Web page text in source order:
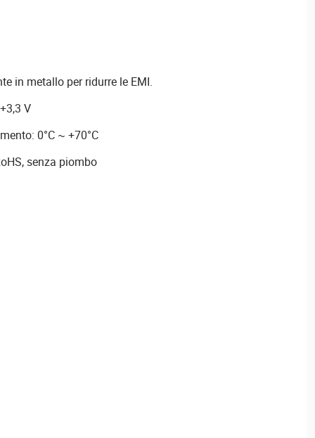
in metallo per ridurre le EMI.
V
0°C ~ +70°C
senza piombo